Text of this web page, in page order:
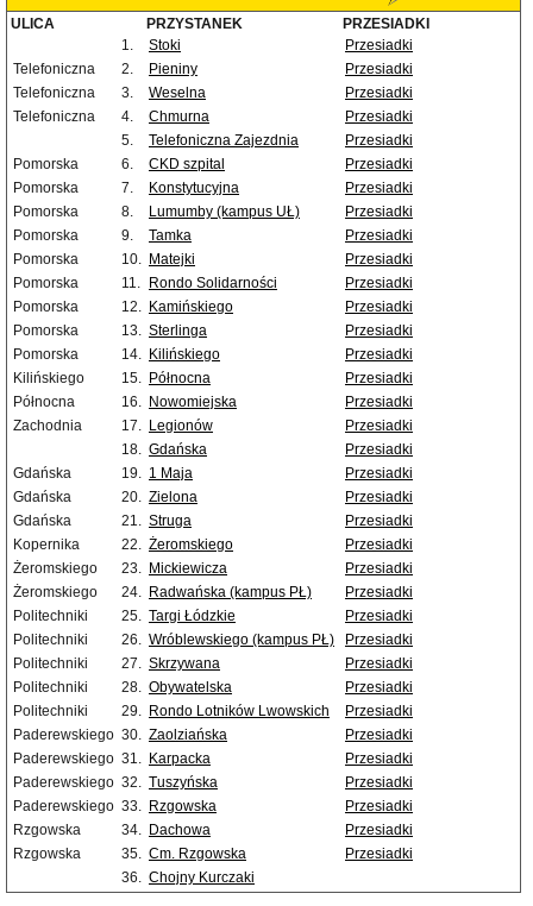
ULICA PRZYSTANEK
PRZESIADKI
1.
Stoki
Przesiadki
Telefoniczna
2. Pieniny
Przesiadki
Telefoniczna
3. Weselna
Przesiadki
Telefoniczna
4. Chmurna
Przesiadki
5.
Telefoniczna Zajezdnia
Przesiadki
Pomorska
6. CKD szpital
Przesiadki
Pomorska
7. Konstytucyjna
Przesiadki
Pomorska
8. Lumumby (kampus UŁ)
Przesiadki
Pomorska
9. Tamka
Przesiadki
Pomorska
10. Matejki
Przesiadki
Pomorska
11. Rondo Solidarności
Przesiadki
Pomorska
12. Kamińskiego
Przesiadki
Pomorska
13. Sterlinga
Przesiadki
Pomorska
14. Kilińskiego
Przesiadki
Kilińskiego
15. Północna
Przesiadki
Północna
16. Nowomiejska
Przesiadki
Zachodnia
17. Legionów
Przesiadki
18. Gdańska
Przesiadki
Gdańska
19. 1 Maja
Przesiadki
Gdańska
20. Zielona
Przesiadki
Gdańska
21. Struga
Przesiadki
Kopernika
22. Żeromskiego
Przesiadki
Żeromskiego
23. Mickiewicza
Przesiadki
Żeromskiego
24. Radwańska (kampus PŁ)
Przesiadki
Politechniki
25. Targi Łódzkie
Przesiadki
Politechniki
26. Wróblewskiego (kampus PŁ)
Przesiadki
Politechniki
27. Skrzywana
Przesiadki
Politechniki
28. Obywatelska
Przesiadki
Politechniki
29. Rondo Lotników Lwowskich
Przesiadki
Paderewskiego 30. Zaolziańska
Przesiadki
Paderewskiego 31. Karpacka
Przesiadki
Paderewskiego 32. Tuszyńska
Przesiadki
Paderewskiego 33. Rzgowska
Przesiadki
Rzgowska
34. Dachowa
Przesiadki
Rzgowska
35. Cm. Rzgowska
Przesiadki
36. Chojny Kurczaki